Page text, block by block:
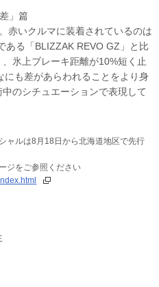
」篇
赤いクルマに装着されているのは
ある「BLIZZAK REVO GZ」と比
氷上ブレーキ距離が10%短く止
にも差があらわれることをより身
のシチュエーションで表現して
ャルは8月18日から北海道地区で先行
ジをご参照ください